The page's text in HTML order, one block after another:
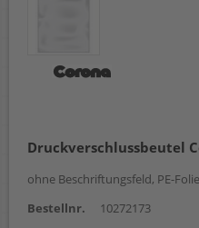
Druckverschlussbeutel
ohne Beschriftungsfeld, PE-
Bestellnr.
10272173